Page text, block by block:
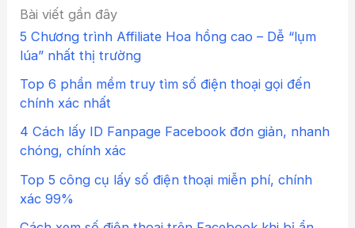
Bài viết gần đây
5 Chương trình Affiliate Hoa hồng cao – Dễ “lụm
lúa” nhất thị trường
Top 6 phần mềm truy tìm số điện thoại gọi đến
chính xác nhất
4 Cách lấy ID Fanpage Facebook đơn giản, nhanh
chóng, chính xác
Top 5 công cụ lấy số điện thoại miễn phí, chính
xác 99%